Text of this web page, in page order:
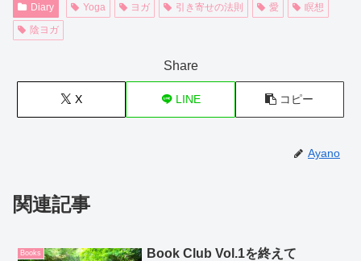
Diary Yoga ヨガ 引き寄せの法則 愛
瞑想
陰ヨガ
Share
X LINE コピー
Ayano
関連記事
Books Book Club Vol.1を終えて